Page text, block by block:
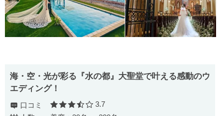
海・空・光が彩る『水の都』大聖堂で叶える感動のウ
エディング！
口コミ 口コミ評価
3.7